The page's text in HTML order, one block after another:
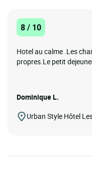
8 / 10
Hotel au calme .Les
propres.Le petit
Dominique L.
Urban Style Hôtel